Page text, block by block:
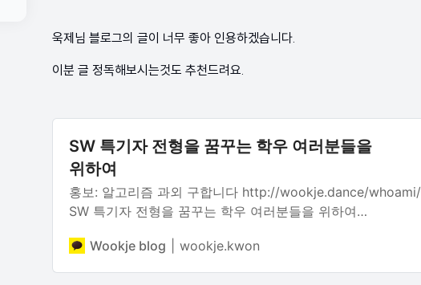
욱제님 블로그의 글이 너무 좋아 인용하겠습니다.
이분 글 정독해보시는것도 추천드려요.
SW 특기자 전형을 꿈꾸는 학우 여러분들을
위하여
홍보: 알고리즘 과외 구합니다 http://wookje.dance/whoami/
SW 특기자 전형을 꿈꾸는 학우 여러분들을 위하여
진학을 희망하는 줄로 압니다. 개중에서는 SW 특기자 전형을
생각하는 분들도 여럿일 것입니다. 이 자리를 빌어 첫 SW
Wookje blog wookje.kwon